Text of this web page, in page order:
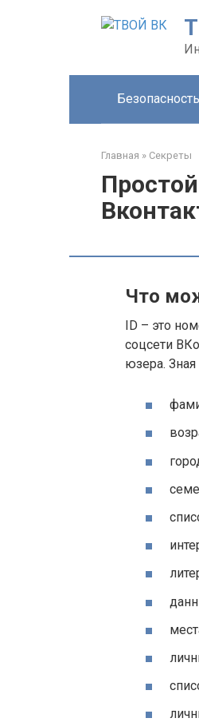
Безопасность
Главная » Секреты
Что
ID – это
соцсети
юзера.